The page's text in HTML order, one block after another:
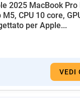
2025 MacBook Pro
M5, CPU 10 core,
per Apple...
VEDI